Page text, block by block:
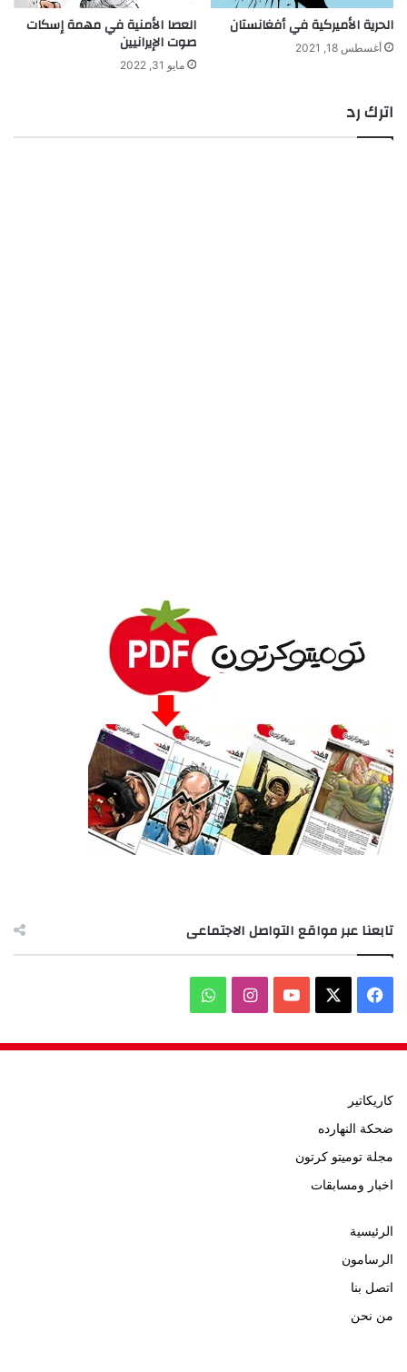
الحرية الأميركية في أفغانستان
أغسطس 18, 2021
العصا الأمنية في مهمة إسكات
صوت الإيرانيين
مايو 31, 2022
اترك رد
تابعنا عبر مواقع التواصل الاجتماعى
فيسبوك ‫YouTubeانستقرامواتساب
كاريكاتير
ضحكة النهارده
مجلة توميتو كرتون
اخبار ومسابقات
الرئيسية
الرسامون
اتصل بنا
من نحن